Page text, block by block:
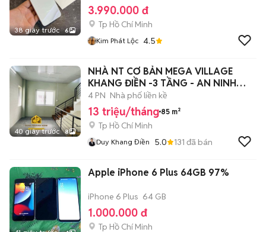
38 giây trước 6
3.990.000 đ
Tp Hồ Chí Minh
Kim Phát Lộc 4.5
40 giây trước 8
NHÀ NT CƠ BẢN MEGA VILLAGE
KHANG ĐIỀN -3 TẦNG - AN NINH
24/7 - 3PN 4PN
4 PN Nhà phố liền kề
13 triệu/tháng 85 m²
Tp Hồ Chí Minh
Duy Khang Điền 5.0 131 đã bán
Apple iPhone 6 Plus 64GB 97%
iPhone 6 Plus 64 GB
1.000.000 đ
Tp Hồ Chí Minh